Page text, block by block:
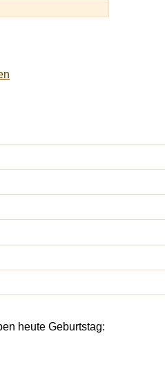
heute Geburtstag: